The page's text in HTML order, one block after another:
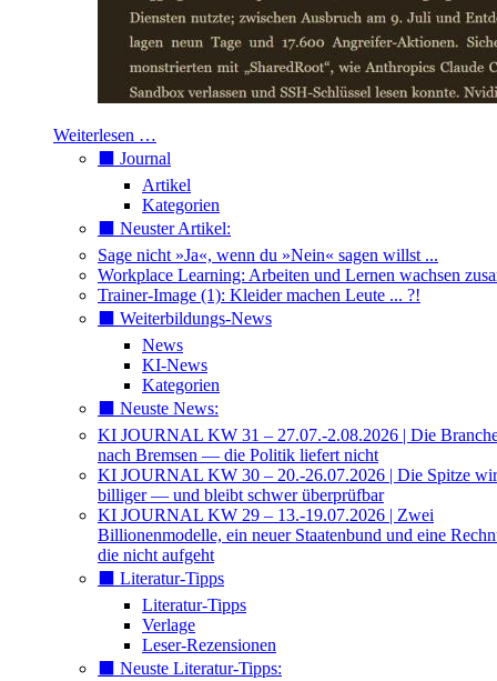
Weiterlesen …
⬛️ Journal
Artikel
Kategorien
⬛️ Neuster Artikel:
Sage nicht »Ja«, wenn du »Nein« sagen willst ...
Workplace Learning: Arbeiten und Lernen wachsen
Trainer-Image (1): Kleider machen Leute ... ?!
⬛️ Weiterbildungs-News
News
KI-News
Kategorien
⬛️ Neuste News:
KI JOURNAL KW 31 – 27.07.-2.08.2026 | Die
nach Bremsen — die Politik liefert nicht
KI JOURNAL KW 30 – 20.-26.07.2026 | Die Spitze
billiger — und bleibt schwer überprüfbar
KI JOURNAL KW 29 – 13.-19.07.2026 | Zwei
Billionenmodelle, ein neuer Staatenbund und eine
die nicht aufgeht
⬛️ Literatur-Tipps
Literatur-Tipps
Verlage
Leser-Rezensionen
⬛️ Neuste Literatur-Tipps: